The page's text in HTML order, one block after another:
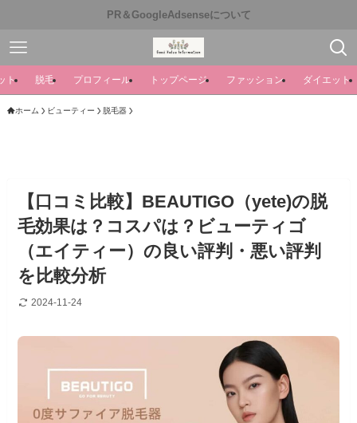
PR＆GoogleAdsenseについて
ト 脱毛 プロフィール トップページ ファッション ダイエット
ホーム ビューティー 脱毛器
【口コミ比較】BEAUTIGO（yete)の脱
毛効果は？コスパは？ビューティゴ
（エイティー）の良い評判・悪い評判
を比較分析
2024-11-24